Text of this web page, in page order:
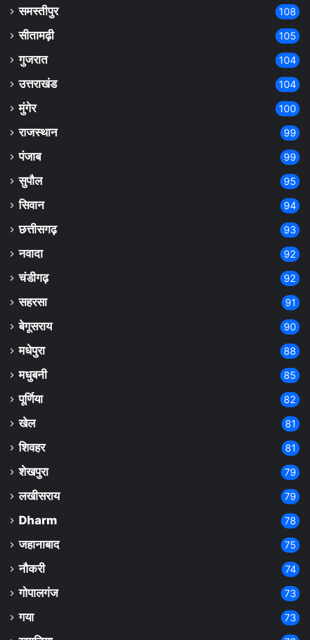
समस्तीपुर 108
सीतामढ़ी 105
गुजरात 104
उत्तराखंड 104
मुंगेर 100
राजस्थान 99
पंजाब 99
सुपौल 95
सिवान 94
छत्तीसगढ़ 93
नवादा 92
चंडीगढ़ 92
सहरसा 91
बेगूसराय 90
मधेपुरा 88
मधुबनी 85
पूर्णिया 82
खेल 81
शिवहर 81
शेखपुरा 79
लखीसराय 79
Dharm 78
जहानाबाद 75
नौकरी 74
गोपालगंज 73
गया 73